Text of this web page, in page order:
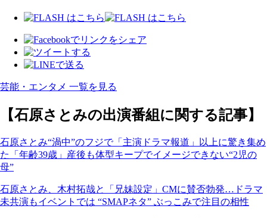
芸能・エンタメ 一覧を見る
【石原さとみの出演番組に関する記事】
石原さとみ“渦中”のフジで「主演ドラマ報道」以上に驚き集め
た「年齢39歳」産後も体型キープでイメージできない“2児の
母”
石原さとみ、木村拓哉と「兄妹設定」CMに賛否勃発…ドラマ
未共演もイベントでは “SMAPネタ” ぶっこみで注目の相性